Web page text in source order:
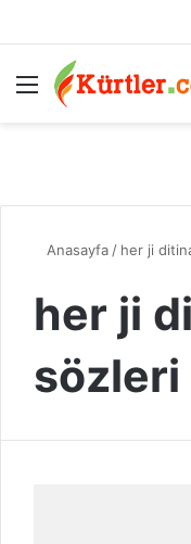
Menü
Anasayfa / her ji
her ji
sözleri